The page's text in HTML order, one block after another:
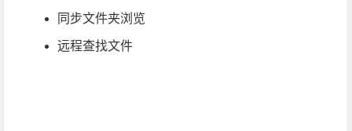
同步文件夹浏览
远程查找文件